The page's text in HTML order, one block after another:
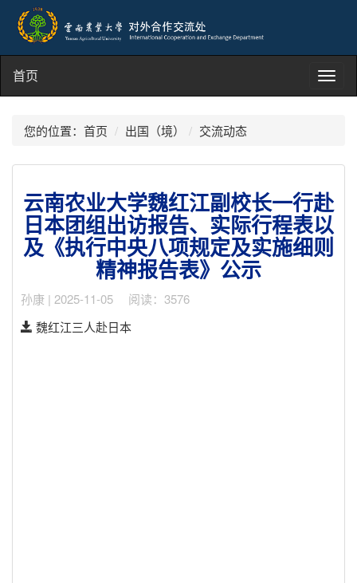
首页
您的位置： 首页 出国（境） 交流动态
云南农业大学魏红江副校长一行赴
日本团组出访报告、实际行程表以
及《执行中央八项规定及实施细则
精神报告表》公示
孙康 | 2025-11-05 阅读：3576
魏红江三人赴日本